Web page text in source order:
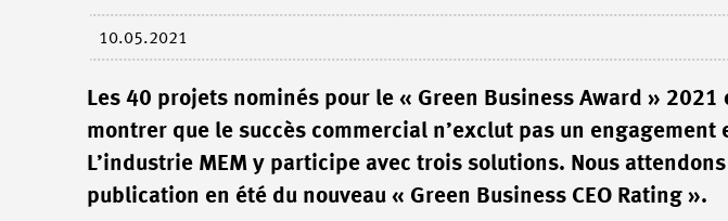
10.05.2021
Les 40 projets nominés pour le « Green Business Award »
montrer que le succès commercial n’exclut pas un
L’industrie MEM y participe avec trois solutions. Nous
publication en été du nouveau « Green Business CEO Rating ».